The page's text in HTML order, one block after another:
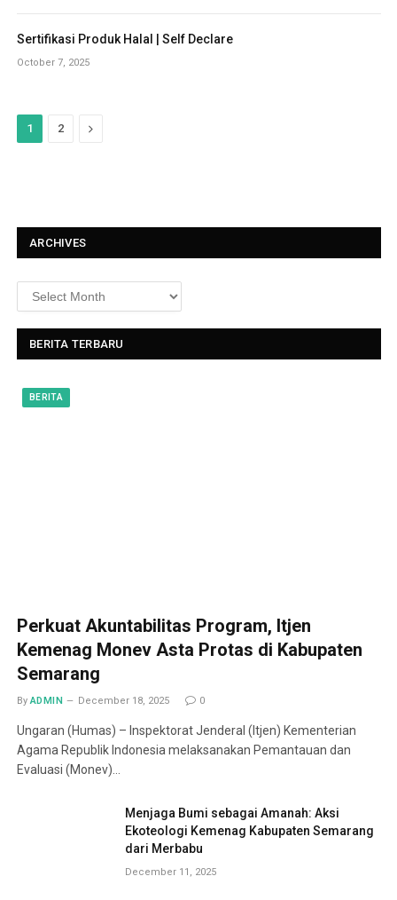
Sertifikasi Produk Halal | Self Declare
October 7, 2025
1 2
N
ARCHIVES
BERITA TERBARU
BERITA
Perkuat Akuntabilitas Program, Itjen
Kemenag Monev Asta Protas di Kabupaten
Semarang
By ADMIN December 18, 2025 0
Ungaran (Humas) – Inspektorat Jenderal (Itjen) Kementerian
Agama Republik Indonesia melaksanakan Pemantauan dan
Evaluasi (Monev)…
Menjaga Bumi sebagai Amanah: Aksi
Ekoteologi Kemenag Kabupaten Semarang
dari Merbabu
December 11, 2025